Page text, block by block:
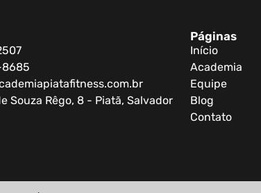
8685
Souza Rêgo, 8 - Piatã, Salvador
Páginas
Início
Academia
Equipe
Blog
Contato